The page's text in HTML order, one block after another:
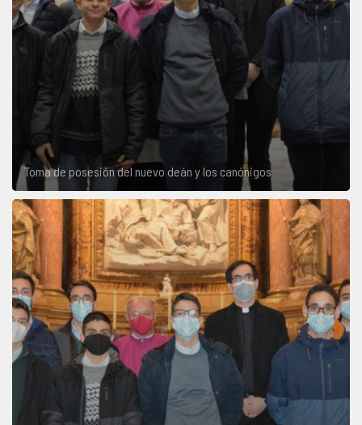
Toma de posesión del nuevo deán y los canónigos